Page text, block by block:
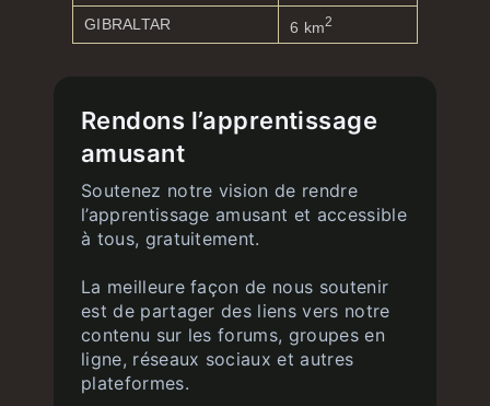
GIBRALTAR 6 km2
Rendons l’apprentissage
amusant
Soutenez notre vision de rendre
l’apprentissage amusant et accessible
à tous, gratuitement.
La meilleure façon de nous soutenir
est de partager des liens vers notre
contenu sur les forums, groupes en
ligne, réseaux sociaux et autres
plateformes.